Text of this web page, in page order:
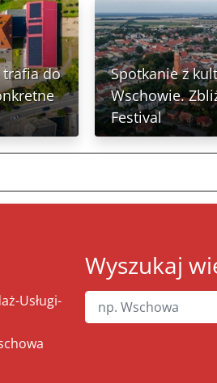
trafia do
Spotkanie z
Wschowie.
Festival
Usługi-
Wyszukaj